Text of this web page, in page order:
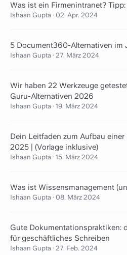
Was ist ein Firmenintranet?
Ishaan Gupta · 02. Apr. 2024
5 Document360-Alternativen im
Ishaan Gupta · 27. März 2024
Wir haben 22 Werkzeuge
Guru-Alternativen 2026
Ishaan Gupta · 19. März 2024
Dein Leitfaden zum Aufbau
2025 | (Vorlage inklusive)
Ishaan Gupta · 15. März 2024
Was ist Wissensmanagement
Ishaan Gupta · 08. März 2024
Gute Dokumentationspraktiken:
für geschäftliches Schreiben
Ishaan Gupta · 27. Feb. 2024